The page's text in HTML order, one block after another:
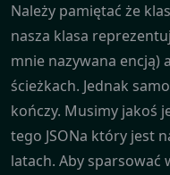
Należy pamiętać że
nasza klasa
mnie nazywana encją)
ścieżkach. Jednak
kończy. Musimy jakoś
tego JSONa który jest
latach. Aby